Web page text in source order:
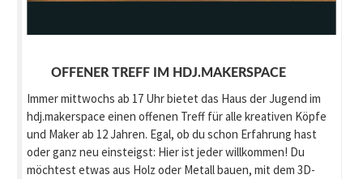
OFFENER TREFF IM HDJ.MAKERSPACE
Immer mittwochs ab 17 Uhr bietet das Haus der Jugend im
hdj.makerspace einen offenen Treff für alle kreativen Köpfe
und Maker ab 12 Jahren. Egal, ob du schon Erfahrung hast
oder ganz neu einsteigst: Hier ist jeder willkommen! Du
möchtest etwas aus Holz oder Metall bauen, mit dem 3D-